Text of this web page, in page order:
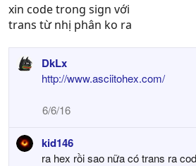
xin code trong sign với
trans từ nhị phân ko ra
DkLx
http://www.asciitohex.com/
6/6/16
kid146
ra hex rồi sao nữa có trans ra